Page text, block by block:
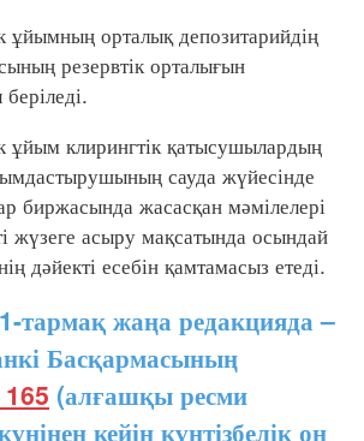
орталық депозитарийдің
резервтік орталығын
клирингтік қатысушылардың
сауда жүйесінде
биржасында жасасқан мәмілелері
жүзеге асыру мақсатында осындай
дәйекті есебін қамтамасыз етеді.
жаңа редакцияда –
Басқармасының
(алғашқы ресми
кейін күнтізбелік он